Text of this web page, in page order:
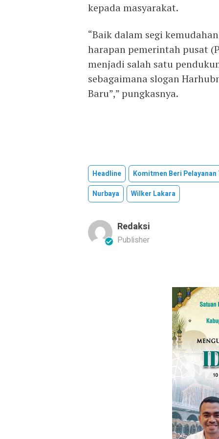
kepada masyarakat.
“Baik dalam segi
harapan pemerintah pusat
menjadi salah satu
sebagaimana slogan
Baru”,” pungkasnya.
Headline
Komitmen Beri
Nurbaya
Wilker Lakara
Redaksi
Publisher